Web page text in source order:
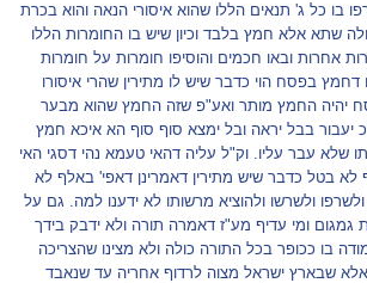
בו כל ג' תנאים הללו שהוא איסורי הנאה והוא בכרת
שתא אלא חמץ בלבד וכיון שיש בו החומרות הללו
אחרות ובאו חכמים והוסיפו חומרות על חומרות
בפסח הוי כדבר שיש לו מתירין שהרי איסורו
יהיה החמץ מותר ואע"פ שזה החמץ שהוא מבער
יעבור בבל יראה ובל ימצא סוף סוף הא איכא חמץ
שלא עבר עליו. וק"ל עליה דהאי טעמא נהי דסגי האי
לא בטל כדבר שיש מתירין דאמרינן דאפי' באלף לא
ולשרשו ולהוציא מרשותו לא ידענו למה. גם על
גמגום ומי עדיף מע"ז דאמרה תורה ולא ידבק בידך
בו ככופר בכל התורה כולה ולא מצינו שהצריכה
אלא שבארץ ישראל מצוה לרדוף אחריה עד שנאבד